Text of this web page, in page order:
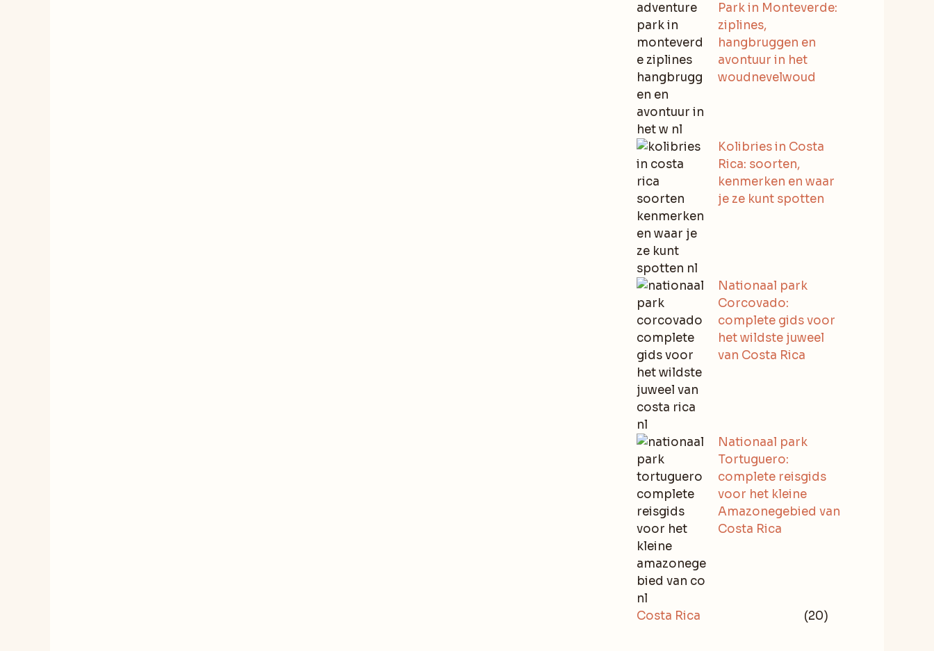
Park in Monteverde:
ziplines,
hangbruggen en
avontuur in het
woudnevelwoud
Kolibries in Costa
Rica: soorten,
kenmerken en waar
je ze kunt spotten
Nationaal park
Corcovado:
complete gids voor
het wildste juweel
van Costa Rica
Nationaal park
Tortuguero:
complete reisgids
voor het kleine
Amazonegebied van
Costa Rica
Costa Rica (20)